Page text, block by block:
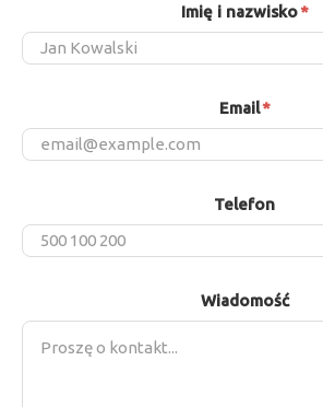
Imię i nazwisko*
Email*
Telefon
Wiadomość